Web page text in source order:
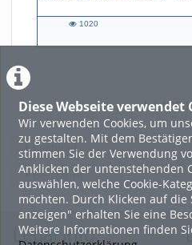
Diese Webseite verwendet
Wir verwenden Cookies, um
zu gestalten. Mit dem
stimmen Sie der Verwendung
Anklicken der untenstehenden
auswählen, welche Cookie-
möchten. Durch Klicken auf
anzeigen" erhalten Sie eine
Weitere Informationen finden
1020
LADE
Featured
Beliebtheit
Legal Info